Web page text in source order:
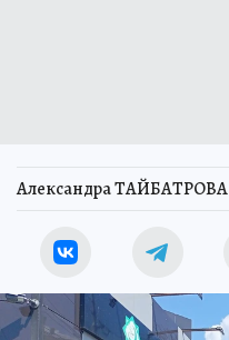
Александра ТАЙБАТРОВА